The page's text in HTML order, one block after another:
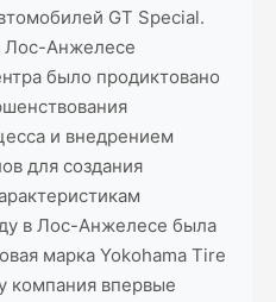
GT Special.
Лос-Анжелесе
было продиктовано
и внедрением
для создания
в Лос-Анжелесе была
марка Yokohama Tire
компания впервые